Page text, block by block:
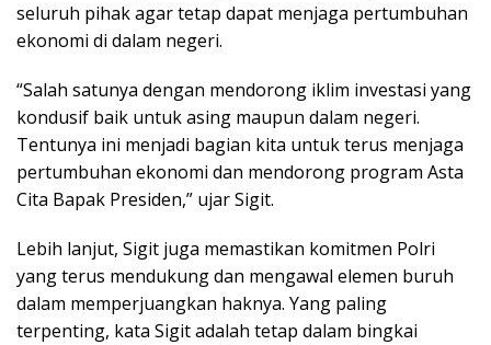
seluruh pihak agar tetap dapat menjaga pertumbuhan
ekonomi di dalam negeri.
“Salah satunya dengan mendorong iklim investasi yang
kondusif baik untuk asing maupun dalam negeri.
Tentunya ini menjadi bagian kita untuk terus menjaga
pertumbuhan ekonomi dan mendorong program Asta
Cita Bapak Presiden,” ujar Sigit.
Lebih lanjut, Sigit juga memastikan komitmen Polri
yang terus mendukung dan mengawal elemen buruh
dalam memperjuangkan haknya. Yang paling
terpenting, kata Sigit adalah tetap dalam bingkai